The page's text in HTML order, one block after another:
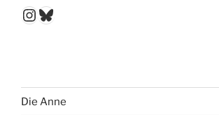
Instagram
Bluesky
Die Anne